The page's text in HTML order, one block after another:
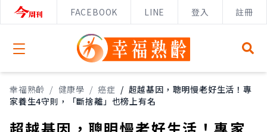
FACEBOOK LINE 登入 註冊
Open menu
幸福熟齡 / 健康學 / 癌症 / 超越基因，聰明慢老好生活！專
家養生4守則，「斷捨離」也榜上有名